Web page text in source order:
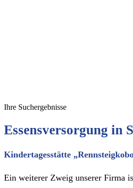
Ihre Suchergebnisse
Essensversorgung in
Kindertagesstätte
Ein weiterer Zweig unserer Firma